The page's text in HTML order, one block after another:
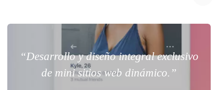
“Desarrollo y diseño integral exclusivo
de mini sitios web dinámico.”